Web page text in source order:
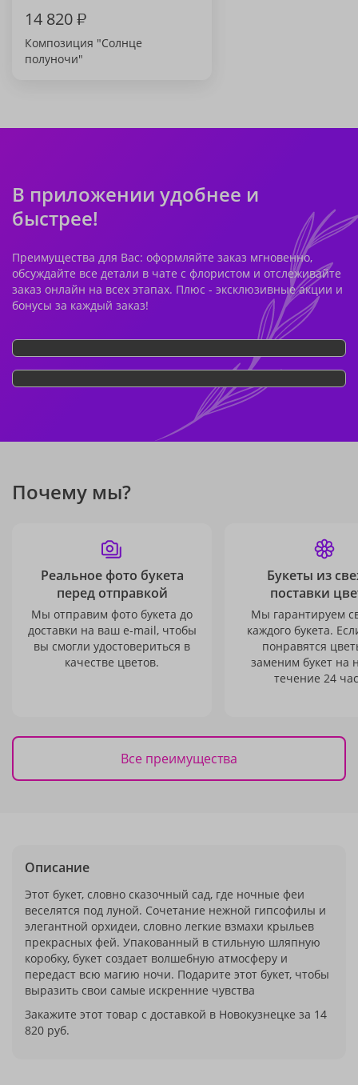
14 820₽
Композиция "Солнце
полуночи"
В приложении удобнее и
быстрее!
Преимущества для Вас: оформляйте заказ мгновенно,
обсуждайте все детали в чате с флористом и отслеживайте
заказ онлайн на всех этапах. Плюс - эксклюзивные акции и
бонусы за каждый заказ!
Почему мы?
Реальное фото букета
перед отправкой
Мы отправим фото букета до
доставки на ваш e-mail, чтобы
вы смогли удостовериться в
качестве цветов.
Букеты из
поставки
Мы гарантируем
каждого букета.
понравятся
заменим букет на
течение 24
Все преимущества
Описание
Этот букет, словно сказочный сад, где ночные феи
веселятся под луной. Сочетание нежной гипсофилы и
элегантной орхидеи, словно легкие взмахи крыльев
прекрасных фей. Упакованный в стильную шляпную
коробку, букет создает волшебную атмосферу и
передаст всю магию ночи. Подарите этот букет, чтобы
выразить свои самые искренние чувства
Закажите этот товар с доставкой в Новокузнецке за 14
820 руб.